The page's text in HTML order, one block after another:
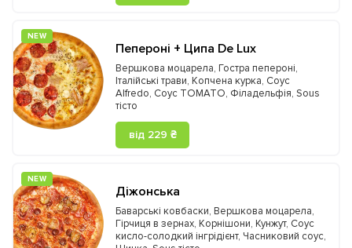
NEW
Пепероні + Ципа De Lux
Вершкова моцарела, Гостра пепероні,
Італійські трави, Копчена курка, Соус
Alfredo, Соус TOMATO, Філадельфія, Sous
тісто
від 229 ₴
NEW
Діжонська
Баварські ковбаски, Вершкова моцарела,
Гірчиця в зернах, Корнішони, Кунжут, Соус
кисло-солодкий інгрідієнт, Часниковий соус,